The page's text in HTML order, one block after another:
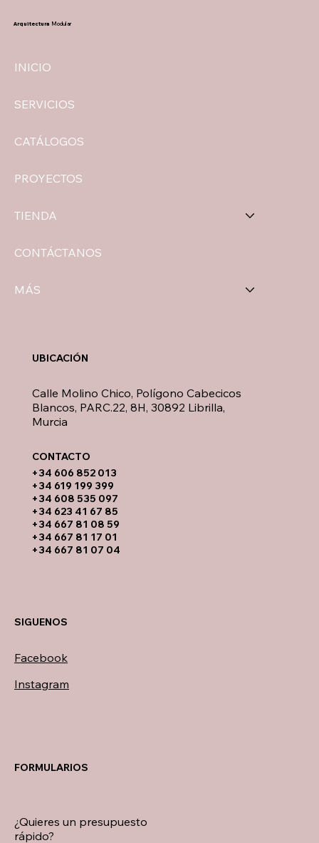
INICIO
SERVICIOS
CATÁLOGOS
PROYECTOS
TIENDA
CONTÁCTANOS
MÁS
Arquitectura Modular
​+34 606 852 013
+34 619 199 399
​+34 608 535 097
+34 623 41 67 85
+34 667 81 08 59
+34 667 81 17 01
+34 667 81 07 04
Calle Molino Chico, Polígono Cabecicos
Blancos, PARC.22, 8H, 30892 Librilla,
Murcia
UBICACIÓN
CONTACTO​
SIGUENOS
Facebook
Instagram
FORMULARIOS
¿Quieres un presupuesto
rápido?